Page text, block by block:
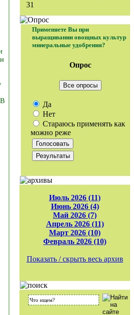
31
Применяете Вы при
выращивании овощных культур
минеральные удобрения?
Опрос
Все опросы
Да
Нет
Стараюсь применять как
можно реже
Июль 2026 (11)
Июнь 2026 (4)
Май 2026 (7)
Апрель 2026 (11)
Март 2026 (10)
Февраль 2026 (10)
Показать / скрыть весь архив